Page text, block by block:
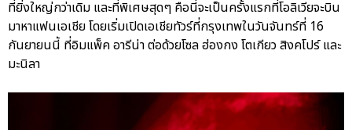
ที่ยิ่งใหญ่กว่าเดิม และที่พิเศษสุดๆ คือนี่จะเป็นครั้งแรกที่โอลิเวียจะบิน
มาหาแฟนเอเชีย โดยเริ่มเปิดเอเชียทัวร์ที่กรุงเทพในวันจันทร์ที่ 16
กันยายนนี้ ที่อิมแพ็ค อารีน่า ต่อด้วยโซล ฮ่องกง โตเกียว สิงคโปร์ และ
มะนิลา